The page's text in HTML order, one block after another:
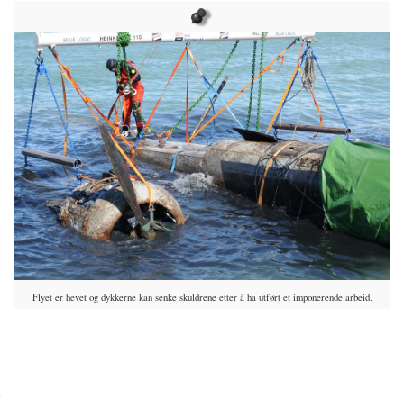
Flyet er hevet og dykkerne kan senke skuldrene etter å ha utført et imponerende arbeid.